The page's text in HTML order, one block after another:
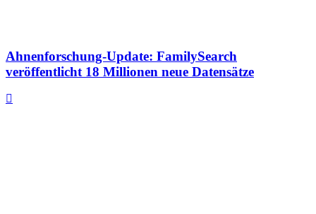
Ahnenforschung-Update: FamilySearch
veröffentlicht 18 Millionen neue Datensätze